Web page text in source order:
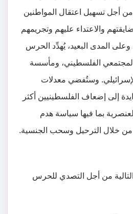
أجل تسهيل اعتقال المواطنين
والاعتداء عليهم وتجريمهم
وعلى المدى البعيد، يُهدِّد الحرس
المجتمعي الفلسطيني، ومأسسة
وستُفضي معدلات
إلى إضعاف الفلسطينيين أكثر
بما فيها سياسة هدم
من خلال الترحيل وسحب الجنسية.
من أجل التصدي للحرس